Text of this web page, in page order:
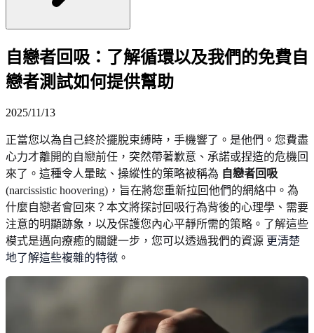
自戀者回吸：了解循環以及我們的免費自
戀者測試如何提供幫助
2025/11/13
正當您以為自己終於擺脫束縛時，手機響了。是他們。您費盡
心力才離開的自戀前任，突然帶著歉意、承諾或捏造的危機回
來了。這種令人暈眩、操縱性的策略被稱為 自戀者回吸
(narcissistic hoovering)，旨在將您重新拉回他們的網絡中。為
什麼自戀者會回來？本文將探討回吸行為背後的心理學、需要
注意的明顯跡象，以及保護您內心平靜所需的策略。了解這些
模式是邁向療癒的關鍵一步，您可以透過我們的資源 更清楚
地了解這些複雜的特徵 。